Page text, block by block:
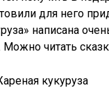
для него
написана
Можно читать